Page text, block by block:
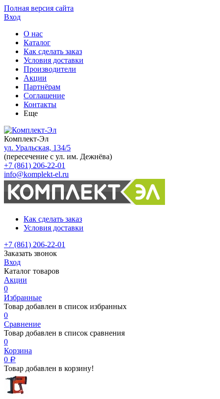
Полная версия сайта
Вход
О нас
Каталог
Как сделать заказ
Условия доставки
Производители
Акции
Партнёрам
Соглашение
Контакты
Еще
Комплект-Эл
ул. Уральская, 134/5
(пересечение с ул. им. Дежнёва)
+7 (861) 206-22-01
info@komplekt-el.ru
Как сделать заказ
Условия доставки
+7 (861) 206-22-01
Заказать звонок
Вход
Каталог товаров
Акции
0
Избранные
Товар добавлен в список избранных
0
Сравнение
Товар добавлен в список сравнения
0
Корзина
0 Р
Товар добавлен в корзину!